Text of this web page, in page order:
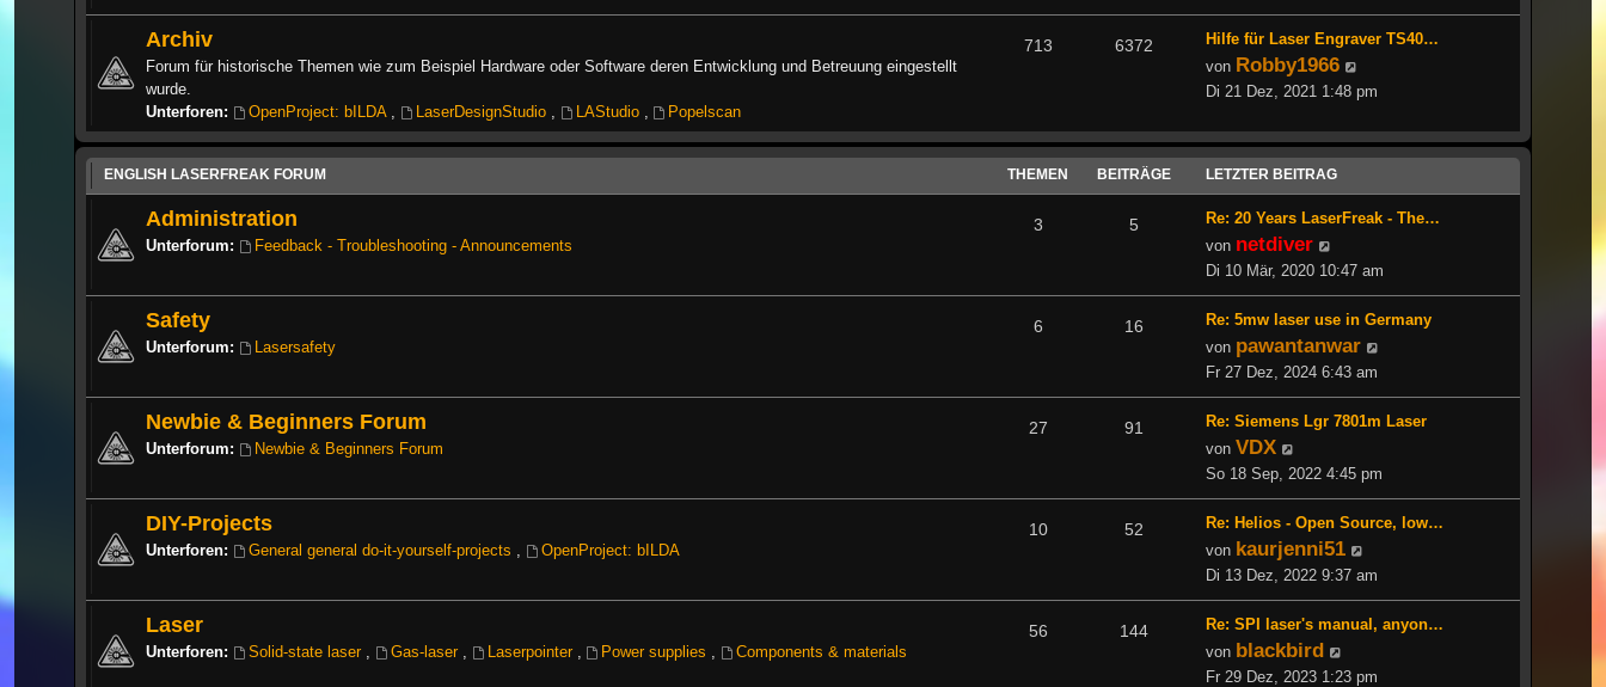
Archiv
Forum für historische Themen wie zum Beispiel Hardware oder Software deren Entwicklung und Betreuung eingestellt
wurde.
Unterforen:
OpenProject: bILDA LaserDesignStudio LAStudio Popelscan
713 6372
Hilfe für Laser Engraver TS40…
von Robby1966
Beitrag
Di 21 Dez, 2021 1:48 pm
ENGLISH LASERFREAK FORUM THEMEN BEITRÄGE LETZTER BEITRAG
Administration
Unterforum: Feedback - Troubleshooting - Announcements
3 5
Re: 20 Years LaserFreak - The…
von netdiver
Beitrag
Di 10 Mär, 2020 10:47 am
Safety
Unterforum: Lasersafety
6 16
Re: 5mw laser use in Germany
von pawantanwar
Fr 27 Dez, 2024 6:43 am
Newbie & Beginners Forum
Unterforum: Newbie & Beginners Forum
27 91
Re: Siemens Lgr 7801m Laser
von VDX
Beitrag
So 18 Sep, 2022 4:45 pm
DIY-Projects
Unterforen: General general do-it-yourself-projects OpenProject: bILDA
10 52
Re: Helios - Open Source, low…
von kaurjenni51
Beitrag
Di 13 Dez, 2022 9:37 am
Laser
Unterforen: Solid-state laser Gas-laser Laserpointer Power supplies Components & materials
56 144
Re: SPI laser's manual, anyon…
von blackbird
Beitrag
Fr 29 Dez, 2023 1:23 pm